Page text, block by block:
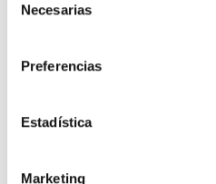
Necesarias
Preferencias
Estadística
Marketing
Grifo de bidé Tres Study